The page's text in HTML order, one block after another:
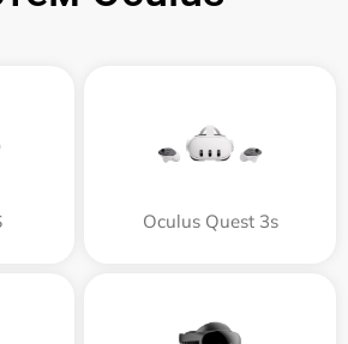
Oculus Quest 3s